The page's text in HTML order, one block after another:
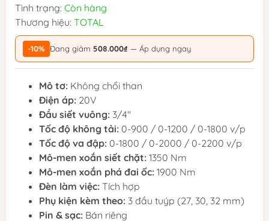
Tình trạng: Còn hàng
Thương hiệu: TOTAL
-10% Đang giảm 508.000₫ — Áp dụng ngay
Mô tơ: Không chổi than
Điện áp: 20V
Đầu siết vuông: 3/4"
Tốc độ không tải: 0-900 / 0-1200 / 0-1800 v/p
Tốc độ va đập: 0-1800 / 0-2000 / 0-2200 v/p
Mô-men xoắn siết chặt: 1350 Nm
Mô-men xoắn phá đai ốc: 1900 Nm
Đèn làm việc: Tích hợp
Phụ kiện kèm theo: 3 đầu tuýp (27, 30, 32 mm)
Pin & sạc: Bán riêng